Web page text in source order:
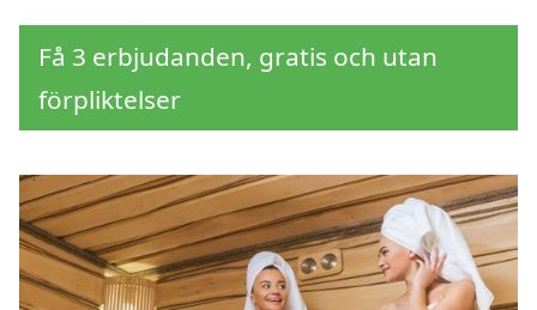
Få 3 erbjudanden, gratis och utan
förpliktelser